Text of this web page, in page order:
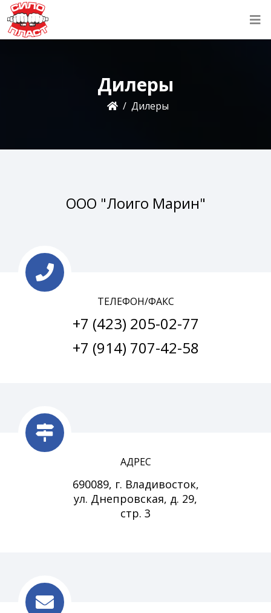
Дилеры
Дилеры
ООО "Лоиго Марин"
ТЕЛЕФОН/ФАКС
+7 (423) 205-02-77
+7 (914) 707-42-58
АДРЕС
690089, г. Владивосток,
ул. Днепровская, д. 29,
стр. 3